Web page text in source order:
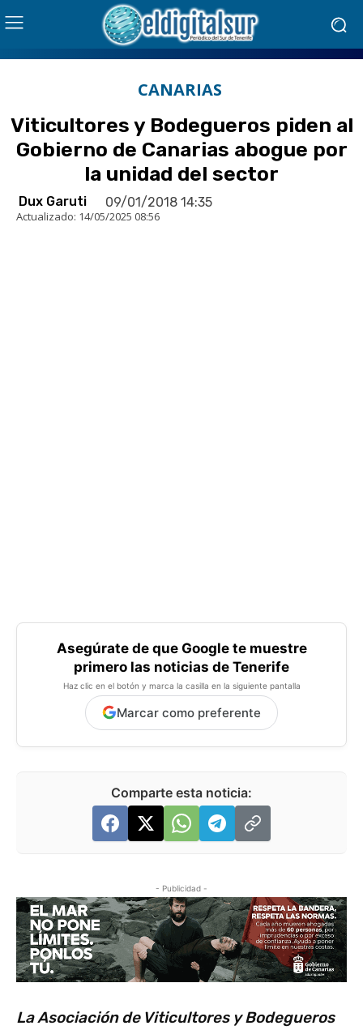
CANARIAS
Viticultores y Bodegueros piden al
Gobierno de Canarias abogue por
la unidad del sector
Dux Garuti 09/01/2018 14:35
Actualizado: 14/05/2025 08:56
Asegúrate de que Google te muestre
primero las noticias de Tenerife
Haz clic en el botón y marca la casilla en la siguiente pantalla
Marcar como preferente
Comparte esta noticia:
- Publicidad -
La Asociación de Viticultores y Bodegueros